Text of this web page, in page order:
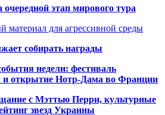
этап мирового тура
для агрессивной среды
собирать награды
недели: фестиваль
и открытие Нотр-Дама во Франции
с Мэттью Перри, культурные
звезд Украины